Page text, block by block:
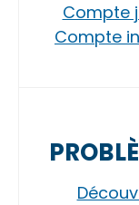
Compte
Compte